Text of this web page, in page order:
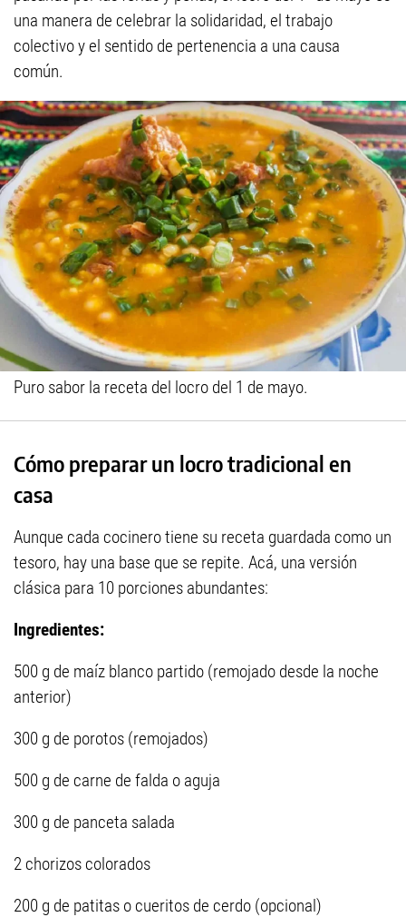
una manera de celebrar la solidaridad, el trabajo
colectivo y el sentido de pertenencia a una causa
común.
Puro sabor la receta del locro del 1 de mayo.
Cómo preparar un locro tradicional en
casa
Aunque cada cocinero tiene su receta guardada como un
tesoro, hay una base que se repite. Acá, una versión
clásica para 10 porciones abundantes:
Ingredientes:
500 g de maíz blanco partido (remojado desde la noche
anterior)
300 g de porotos (remojados)
500 g de carne de falda o aguja
300 g de panceta salada
2 chorizos colorados
200 g de patitas o cueritos de cerdo (opcional)